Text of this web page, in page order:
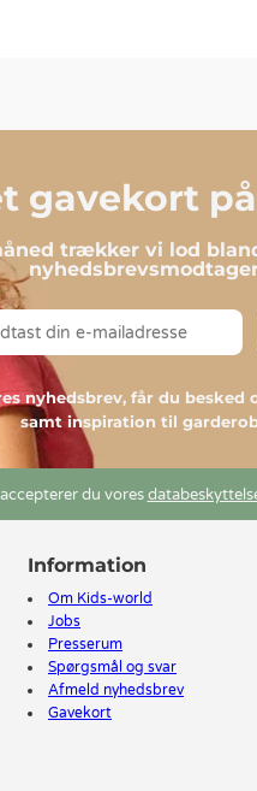
gavekort
trækker vi lod
nyhedsbrev, får du besked
samt inspiration til
du vores
Information
Om Kids-world
Jobs
Presserum
Spørgsmål og svar
Afmeld nyhedsbrev
Gavekort